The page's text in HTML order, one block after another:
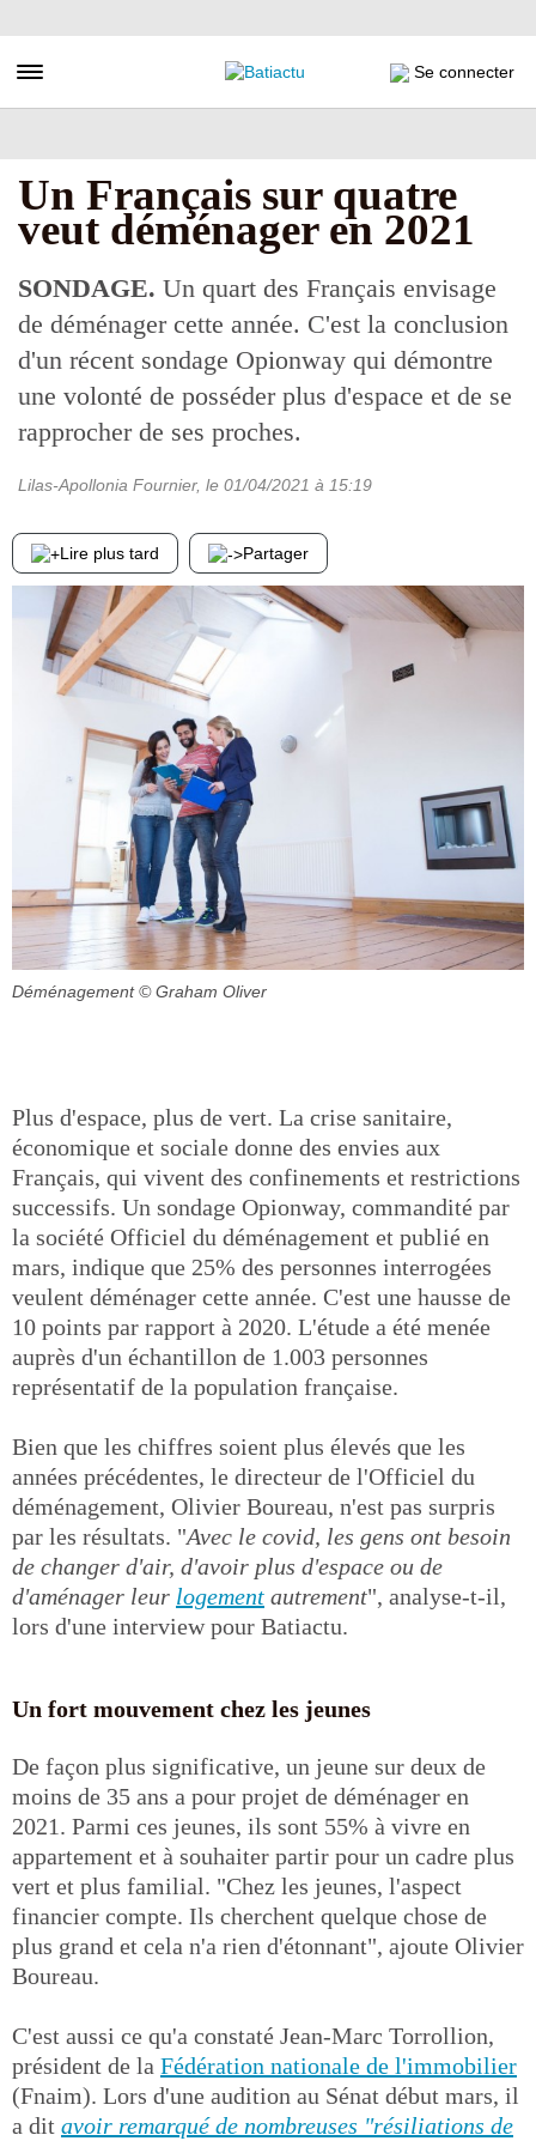
au
principal
Toggle navigation Se connecter
Un Français sur quatre
veut déménager en 2021
SONDAGE. Un quart des Français envisage
de déménager cette année. C'est la conclusion
d'un récent sondage Opionway qui démontre
une volonté de posséder plus d'espace et de se
rapprocher de ses proches.
Lilas-Apollonia Fournier, le 01/04/2021 à 15:19
Lire plus tard Partager
Déménagement © Graham Oliver
Plus d'espace, plus de vert. La crise sanitaire,
économique et sociale donne des envies aux
Français, qui vivent des confinements et restrictions
successifs. Un sondage Opionway, commandité par
la société Officiel du déménagement et publié en
mars, indique que 25% des personnes interrogées
veulent déménager cette année. C'est une hausse de
10 points par rapport à 2020. L'étude a été menée
auprès d'un échantillon de 1.003 personnes
représentatif de la population française.
Bien que les chiffres soient plus élevés que les
années précédentes, le directeur de l'Officiel du
déménagement, Olivier Boureau, n'est pas surpris
par les résultats. "Avec le covid, les gens ont besoin
de changer d'air, d'avoir plus d'espace ou de
d'aménager leur logement autrement", analyse-t-il,
lors d'une interview pour Batiactu.
Un fort mouvement chez les jeunes
De façon plus significative, un jeune sur deux de
moins de 35 ans a pour projet de déménager en
2021. Parmi ces jeunes, ils sont 55% à vivre en
appartement et à souhaiter partir pour un cadre plus
vert et plus familial. "Chez les jeunes, l'aspect
financier compte. Ils cherchent quelque chose de
plus grand et cela n'a rien d'étonnant", ajoute Olivier
Boureau.
C'est aussi ce qu'a constaté Jean-Marc Torrollion,
président de la Fédération nationale de l'immobilier
(Fnaim). Lors d'une audition au Sénat début mars, il
a dit avoir remarqué de nombreuses "résiliations de